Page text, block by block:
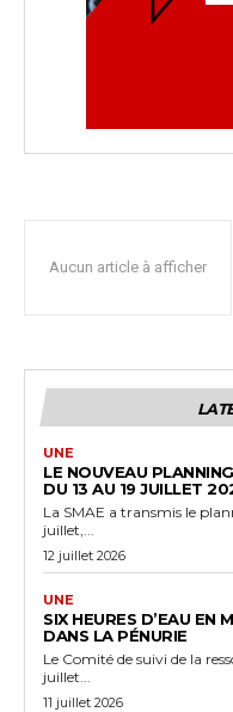
Aucun article à afficher
UNE
LE NOUVEAU
DU 13 AU 19 JUILLET
La SMAE a transmis le
juillet,...
12 juillet 2026
UNE
SIX HEURES D’EAU EN
DANS LA PÉNURIE
Le Comité de suivi de la
juillet...
11 juillet 2026